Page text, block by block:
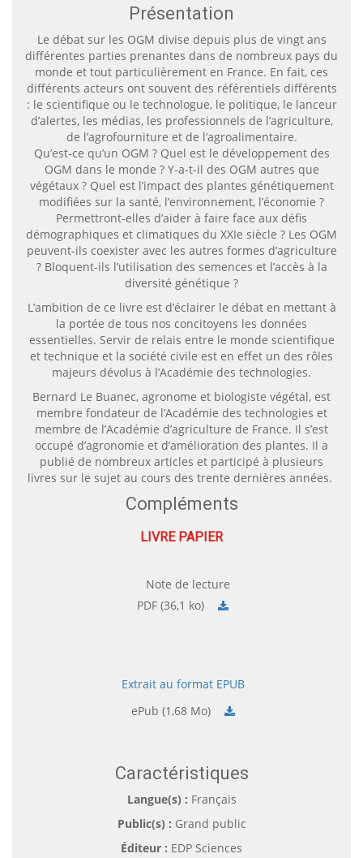
Présentation
Le débat sur les OGM divise depuis plus de vingt ans
différentes parties prenantes dans de nombreux pays du
monde et tout particulièrement en France. En fait, ces
différents acteurs ont souvent des référentiels différents
: le scientifique ou le technologue, le politique, le lanceur
d’alertes, les médias, les professionnels de l’agriculture,
de l’agrofourniture et de l’agroalimentaire.
Qu’est-ce qu’un OGM ? Quel est le développement des
OGM dans le monde ? Y-a-t-il des OGM autres que
végétaux ? Quel est l’impact des plantes génétiquement
modifiées sur la santé, l’environnement, l’économie ?
Permettront-elles d’aider à faire face aux défis
démographiques et climatiques du XXIe siècle ? Les OGM
peuvent-ils coexister avec les autres formes d’agriculture
? Bloquent-ils l’utilisation des semences et l’accès à la
diversité génétique ?
L’ambition de ce livre est d’éclairer le débat en mettant à
la portée de tous nos concitoyens les données
essentielles. Servir de relais entre le monde scientifique
et technique et la société civile est en effet un des rôles
majeurs dévolus à l’Académie des technologies.
Bernard Le Buanec, agronome et biologiste végétal, est
membre fondateur de l’Académie des technologies et
membre de l’Académie d’agriculture de France. Il s’est
occupé d’agronomie et d’amélioration des plantes. Il a
publié de nombreux articles et participé à plusieurs
livres sur le sujet au cours des trente dernières années.
Compléments
LIVRE PAPIER
Note de lecture
PDF (36,1 ko)
Extrait au format EPUB
ePub (1,68 Mo)
Caractéristiques
Langue(s) : Français
Public(s) : Grand public
Éditeur : EDP Sciences